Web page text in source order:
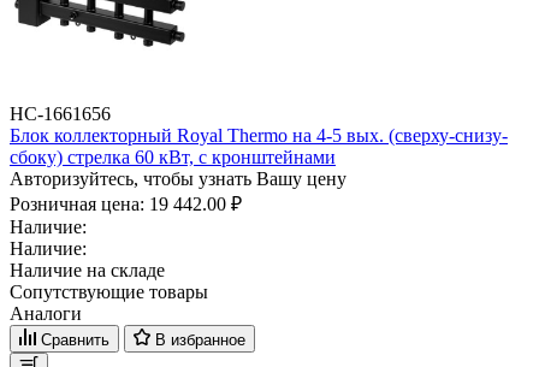
НС-1661656
Блок коллекторный Royal Thermo на 4-5 вых. (сверху-снизу-
сбоку) стрелка 60 кВт, с кронштейнами
Авторизуйтесь, чтобы узнать Вашу цену
Розничная цена: 19 442.00 ₽
Наличие:
Наличие:
Наличие на складе
Сопутствующие товары
Аналоги
Сравнить В избранное